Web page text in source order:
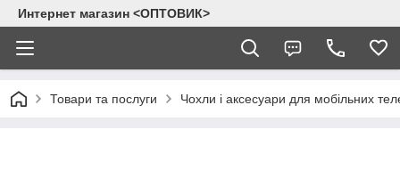
Интернет магазин <ОПТОВИК>
Товари та послуги Чохли і аксесуари для мобільних